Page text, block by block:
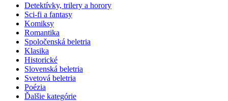
Detektívky, trilery a horory
Sci-fi a fantasy
Komiksy
Romantika
Spoločenská beletria
Klasika
Historické
Slovenská beletria
Svetová beletria
Poézia
Ďalšie kategórie